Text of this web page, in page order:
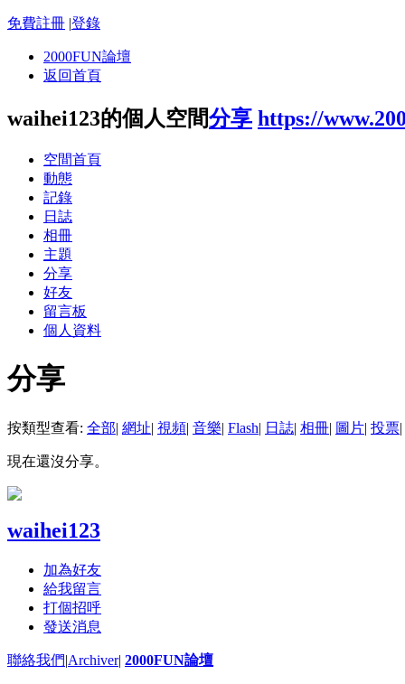
免費註冊 |登錄
2000FUN論壇
返回首頁
waihei123的個人空間分享 https://
空間首頁
動態
記錄
日誌
相冊
主題
分享
好友
留言板
個人資料
分享
按類型查看: 全部| 網址| 視頻| 音樂| Flash| 日誌| 相冊| 圖片| 投票|
現在還沒分享。
waihei123
加為好友
給我留言
打個招呼
發送消息
聯絡我們|Archiver| 2000FUN論壇